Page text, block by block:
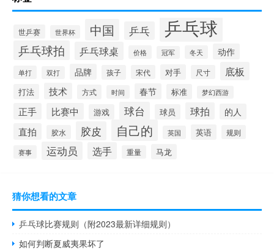
世乒赛 世界杯 中国 乒乓 乒乓球
乒乓球拍 乒乓球桌 价格 冠军 冬天 动作
单打 双打 品牌 孩子 宋代 对手 尺寸 底板
打法 技术 方式 时间 春节 标准 梦幻西游
正手 比赛中 游戏 球台 球员 球拍 的人
直拍 胶水 胶皮 自己的 英国 英语 规则
赛事 运动员 选手 重量 马龙
猜你想看的文章
乒乓球比赛规则（附2023最新详细规则）
如何判断夏威夷果坏了